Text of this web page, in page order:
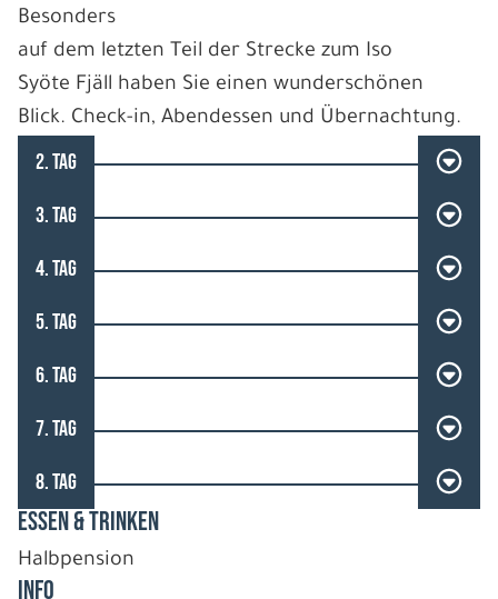
Besonders
auf dem letzten Teil der Strecke zum Iso
Syöte Fjäll haben Sie einen wunderschönen
Blick. Check-in, Abendessen und Übernachtung.
2. TAG
3. TAG
4. TAG
5. TAG
6. TAG
7. TAG
8. TAG
ESSEN & TRINKEN
Halbpension
INFO